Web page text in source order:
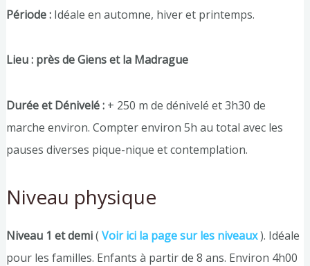
Période :Idéale en automne, hiver et printemps.
Lieu : près de Giens et la Madrague
Durée et Dénivelé :+ 250 m de dénivelé et 3h30 de
marche environ. Compter environ 5h au total avec les
pauses diverses pique-nique et contemplation.
Niveau physique
Niveau 1 et demi( Voir ici la page sur les niveaux). Idéale
pour les familles. Enfants à partir de 8 ans. Environ 4h00